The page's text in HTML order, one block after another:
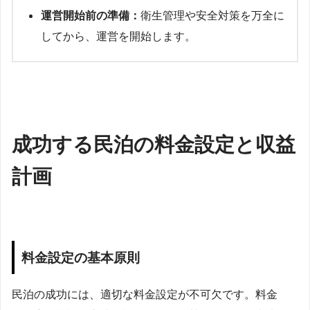
運営開始前の準備： 衛生管理や安全対策を万全に
してから、運営を開始します。
成功する民泊の料金設定と収益
計画
料金設定の基本原則
民泊の成功には、適切な料金設定が不可欠です。料金